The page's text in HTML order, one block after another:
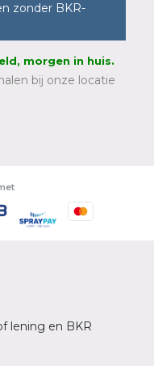
zonder BKR-
morgen in huis.
bij onze locatie
lening en BKR